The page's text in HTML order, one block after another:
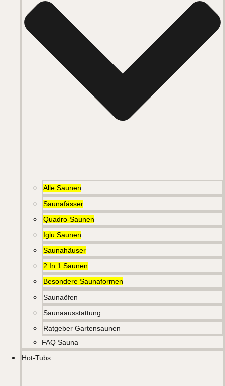
Alle Saunen
Saunafässer
Quadro-Saunen
Iglu Saunen
Saunahäuser
2 In 1 Saunen
Besondere Saunaformen
Saunaöfen
Saunaausstattung
Ratgeber Gartensaunen
FAQ Sauna
Hot-Tubs